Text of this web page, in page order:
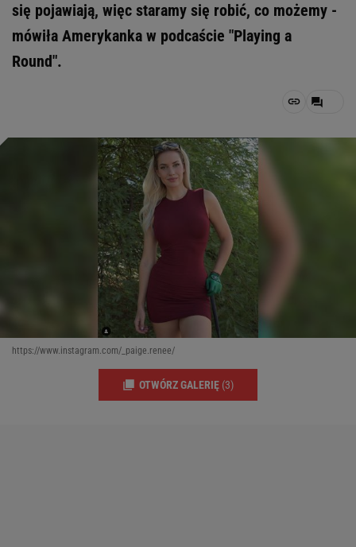
się pojawiają, więc staramy się robić, co możemy -
mówiła Amerykanka w podcaście "Playing a
Round".
https://www.instagram.com/_paige.renee/
OTWÓRZ GALERIĘ (3)